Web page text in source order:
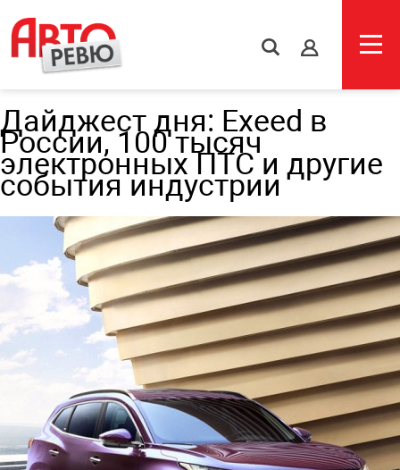
s
Дайджест дня: Exeed в
России, 100 тысяч
электронных ПТС и другие
события индустрии